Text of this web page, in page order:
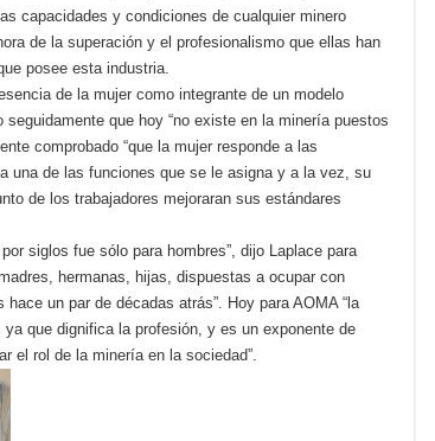
capacidades y condiciones de cualquier minero
de la superación y el profesionalismo que ellas han
posee esta industria.
de la mujer como integrante de un modelo
que hoy “no existe en la minería puestos
comprobado “que la mujer responde a las
una de las funciones que se le asigna y a la vez, su
de los trabajadores mejoraran sus estándares
siglos fue sólo para hombres”, dijo Laplace para
hermanas, hijas, dispuestas a ocupar con
un par de décadas atrás”. Hoy para AOMA “la
que dignifica la profesión, y es un exponente de
el rol de la minería en la sociedad”.